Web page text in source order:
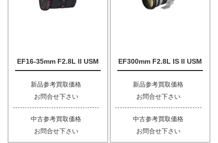
EF16-35mm F2.8L II USM
新品参考買取価格
お問合せ下さい
中古参考買取価格
お問合せ下さい
EF300mm F2.8L IS II USM
新品参考買取価格
お問合せ下さい
中古参考買取価格
お問合せ下さい